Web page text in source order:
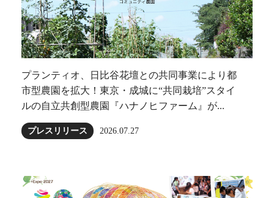
プランティオ、日比谷花壇との共同事業により都
市型農園を拡大！東京・成城に“共同栽培”スタイ
ルの自立共創型農園『ハナノヒファーム』が...
プレスリリース 2026.07.27